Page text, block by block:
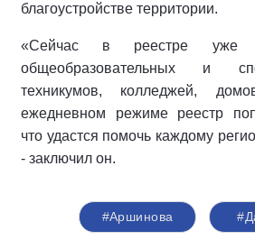
благоустройстве территории.
«Сейчас в реестре уже
общеобразовательных и
техникумов, колледжей,
ежедневном режиме реестр
что удастся помочь каждому
- заключил он.
#Аршинова